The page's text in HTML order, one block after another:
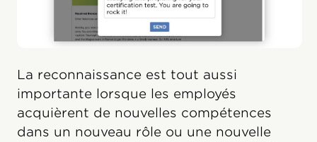
La reconnaissance est tout aussi
importante lorsque les employés
acquièrent de nouvelles compétences
dans un nouveau rôle ou une nouvelle